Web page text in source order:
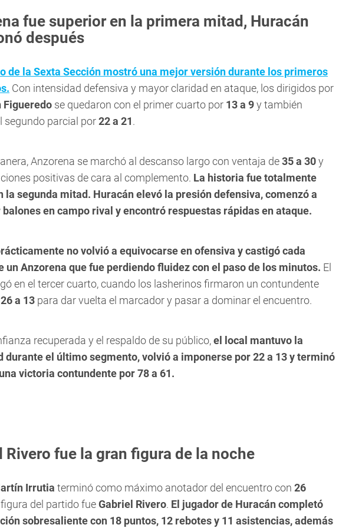
fue superior en la primera mitad, Huracán
después
de la Sexta Sección mostró una mejor versión durante los primeros
Con intensidad defensiva y mayor claridad en ataque, los dirigidos por
Figueredo se quedaron con el primer cuarto por 13 a 9y también
segundo parcial por22 a 21.
Anzorena se marchó al descanso largo con ventaja de35 a 30y
positivas de cara al complemento. La historia fue totalmente
la segunda mitad. Huracán elevó la presión defensiva, comenzó a
en campo rival y encontró respuestas rápidas en ataque.
no volvió a equivocarse en ofensiva y castigó cada
un Anzorena que fue perdiendo fluidez con el paso de los minutos. El
en el tercer cuarto, cuando los lasherinos firmaron un contundente
26 a 13 para dar vuelta el marcador y pasar a dominar el encuentro.
recuperada y el respaldo de su público,el local mantuvo la
durante el último segmento, volvió a imponerse por 22 a 13 y terminó
victoria contundente por 78 a 61.
Rivero fue la gran figura de la noche
Irrutia terminó como máximo anotador del encuentro con 26
figura del partido fueGabriel Rivero. El jugador de Huracán completó
sobresaliente con 18 puntos, 12 rebotes y 11 asistencias, además